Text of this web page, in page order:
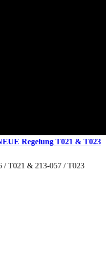
Regelung T021 & T023
/ T021 & 213-057 / T023